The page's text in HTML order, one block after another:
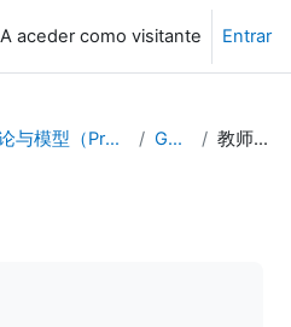
A aceder como visitante Entrar
广告学理论与模型（Pro版） Geral 教师简介